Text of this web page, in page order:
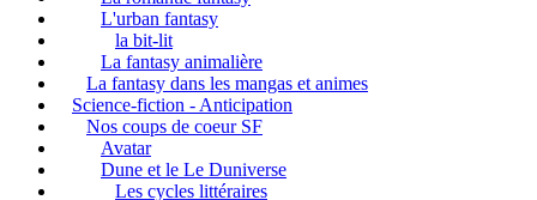
L'urban fantasy
la bit-lit
La fantasy animalière
La fantasy dans les mangas et animes
Science-fiction - Anticipation
Nos coups de coeur SF
Avatar
Dune et le Le Duniverse
Les cycles littéraires